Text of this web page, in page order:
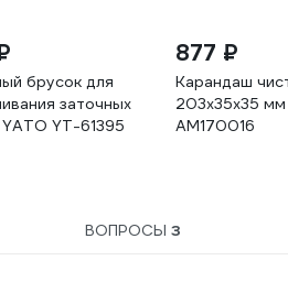
брусок для
заточных
YT-61395
877 ₽
Карандаш
203х35x35
АМ170016
ВОПРОСЫ 3